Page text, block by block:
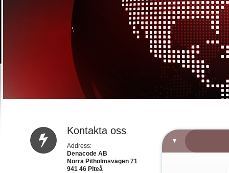
Kontakta oss
Address:
Denacode AB
Norra Pitholmsvägen 71
941 46 Piteå